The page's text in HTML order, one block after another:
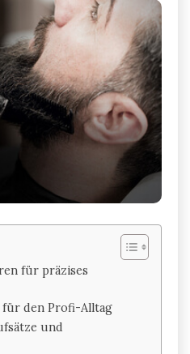
für präzises
für den Profi-Alltag
und